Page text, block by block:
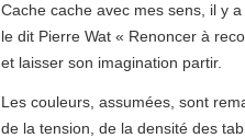
Cache cache avec mes sens, il y
le dit Pierre Wat « Renoncer à
et laisser son imagination partir.
Les couleurs, assumées, sont
de la tension, de la densité des